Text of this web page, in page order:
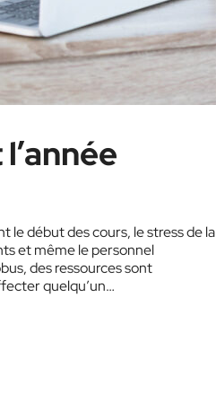
le début des cours, le stress de la
et même le personnel
des ressources sont
quelqu’un…